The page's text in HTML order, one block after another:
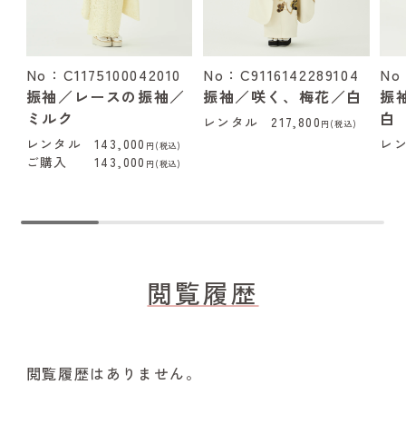
No：C1175100042010
振袖／レースの振袖／
ミルク
レンタル 143,000 円(税込)
ご購入 143,000 円(税込)
No：C9116142289104
振袖／咲く、梅花／白
レンタル 217,800 円(税込)
No
振
白
レ
閲覧履歴
閲覧履歴はありません。